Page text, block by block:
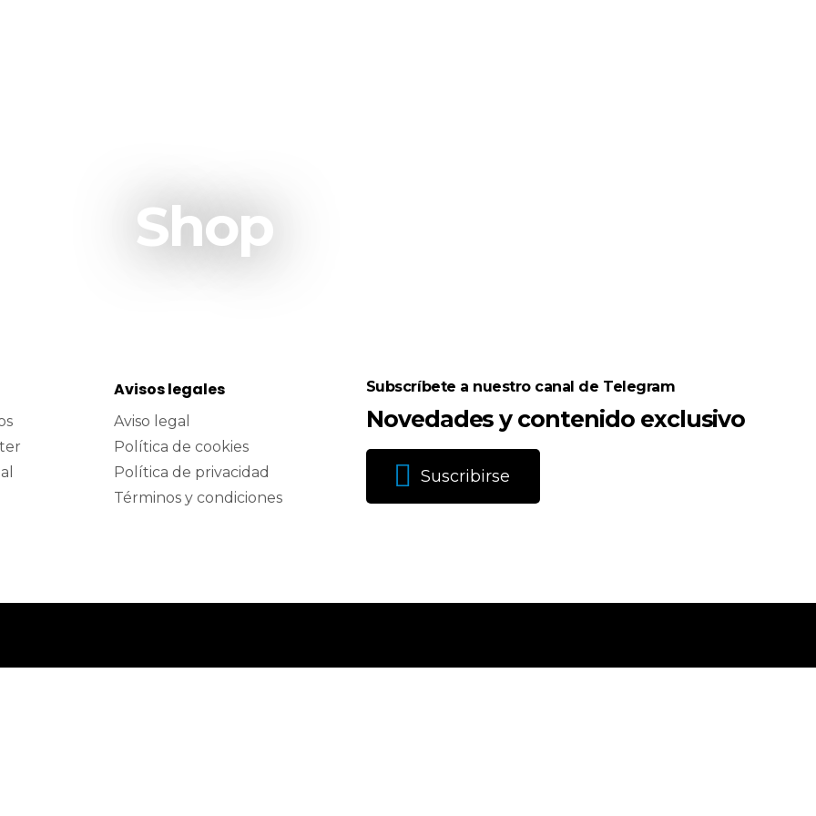
Shop
Avisos legales
Aviso legal
Política de cookies
Política de privacidad
Términos y condiciones
Subscríbete a nuestro canal de Telegram
Novedades y contenido exclusivo
Suscribirse